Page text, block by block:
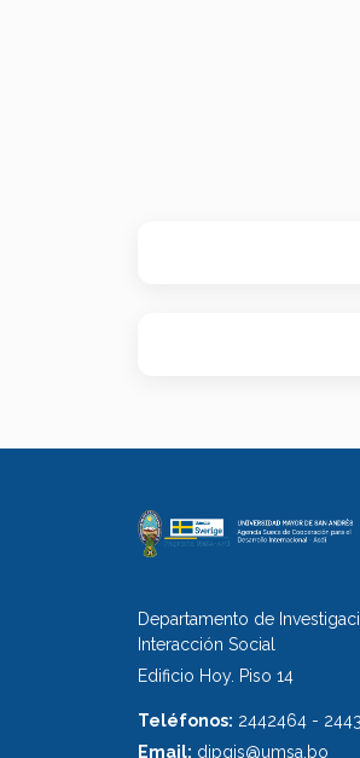
Departamento de
Interacción Social
Edificio Hoy. Piso 14
Teléfonos: 2442464 -
Email: dipgis@umsa.bo